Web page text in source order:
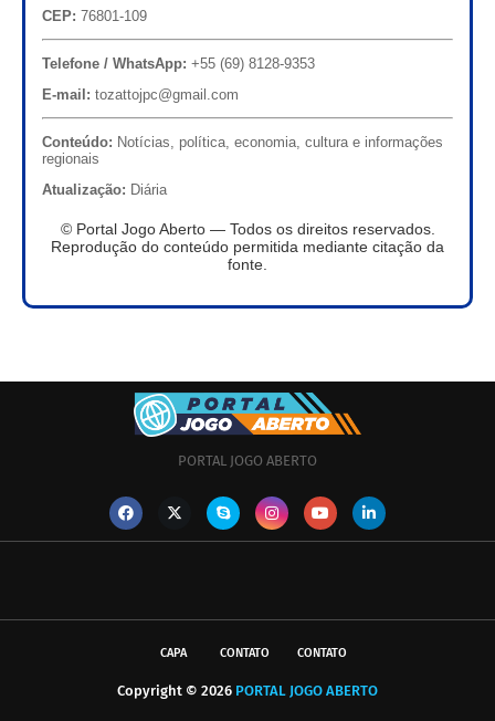
CEP: 76801-109
Telefone / WhatsApp: +55 (69) 8128-9353
E-mail: tozattojpc@gmail.com
Conteúdo: Notícias, política, economia, cultura e informações
regionais
Atualização: Diária
© Portal Jogo Aberto — Todos os direitos reservados.
Reprodução do conteúdo permitida mediante citação da
fonte.
PORTAL JOGO ABERTO
CAPA CONTATO CONTATO
Copyright © 2026 PORTAL JOGO ABERTO